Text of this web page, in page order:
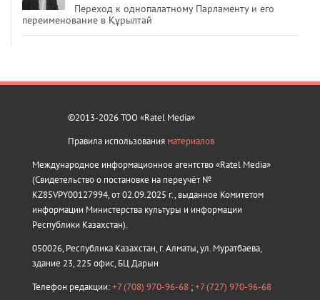
Переход к однопалатному Парламенту и его
переименование в Құрылтай
©2013-2026 ТОО «Ratel Media»
Правила использования материалов
Международное информационное агентство «Ratel Media»
(Свидетельство о постановке на переучёт №
KZ85VPY00127994, от 02.09.2025 г., выданное Комитетом
информации Министерства культуры и информации
Республики Казахстан).
050026, Республика Казахстан, г. Алматы, ул. Муратбаева,
здание 23, 225 офис, БЦ Дарын
Телефон редакции:+7 (708) 970-96-68 ;+7 (727) 970-96-68